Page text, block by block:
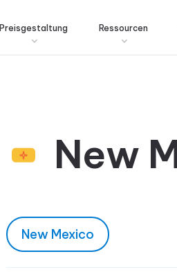
Preisgestaltung Ressourcen
New
New Mexico